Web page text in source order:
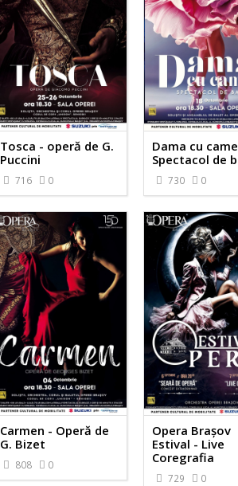
Tosca - operă de G.
Puccini
716 0
Dama cu
Spectacol de
730 0
Carmen - Operă de
G. Bizet
808 0
Opera Brașov
Estival - Live
Coregrafia
729 0